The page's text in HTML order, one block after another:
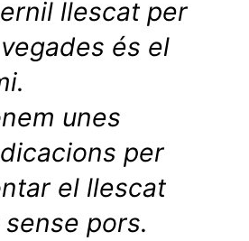
llescat per
és el
unes
per
el llescat
sense pors.